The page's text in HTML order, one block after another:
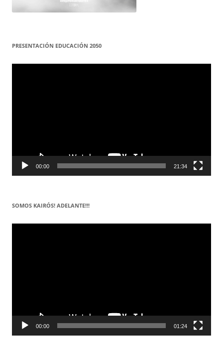
PRESENTACIÓN EDUCACIÓN 2050
Reproductor
00:00 21:34
SOMOS KAIRÓS! ADELANTE!!!
Reproductor
00:00 01:24